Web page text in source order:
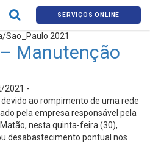
SERVIÇOS ONLINE
Sao_Paulo 2021
– Manutenção
2021 -
ao rompimento de uma rede
pela empresa responsável pela
nesta quinta-feira (30),
desabastecimento pontual nos